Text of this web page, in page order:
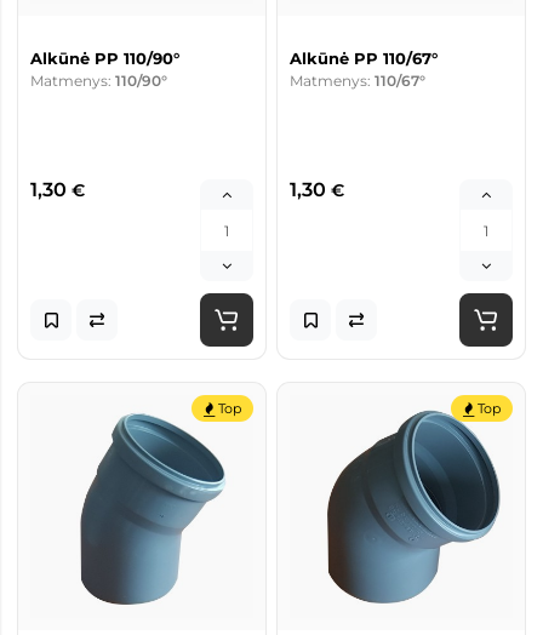
Alkūnė PP 110/90°
Matmenys: 110/90°
1,30 €
Alkūnė PP 110/67°
Matmenys: 110/67°
1,30 €
Top Top